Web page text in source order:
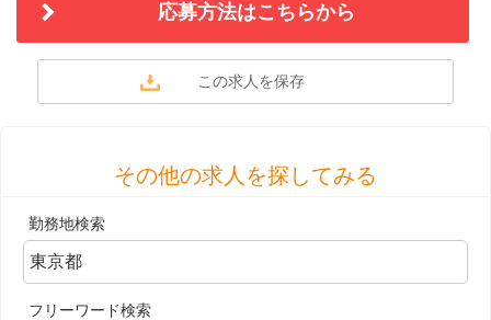
応募方法はこちらから
その他の求人を探してみる
勤務地検索
フリーワード検索